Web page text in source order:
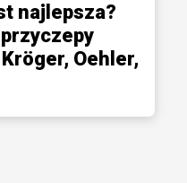
najlepsza?
Oehler,